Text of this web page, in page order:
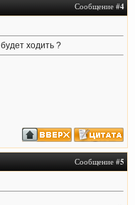
Сообщение #4
ходить ?
Сообщение #5